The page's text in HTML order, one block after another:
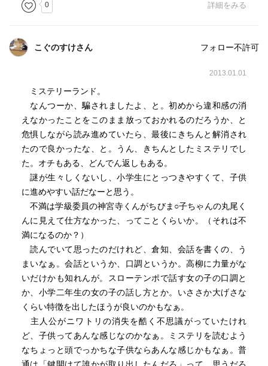
0 詳細をみる
こぐのすけさん フォロー不許可
2013.01.01
ミステリーランド。
なんつーか、騙されましたよ、と。初めから違和感の消
えなかったことをこのまま放っておかれるのだろうか、と
危惧しながら読み進めていたら、最後にきちんと解消され
たので良かったな、と。うん、きちんとしたミステリでし
た。オチもある、どんでん返しもある。
謎が生々しくないし、小学生にとっつきやすくて、子供
に進めやすい話だなーと思う。
不満は学級委員の神宮寺くんがちびま○子ちゃんの丸尾く
んに見えて仕方なかった、ってことくらいか。（それは不
満になるのか？）
読んでいて思ったのだけれど、倉知、会話を書くの、う
まいなぁ。会話というか、口調というか。高柳に力量がな
いだけかも知れんが。スローテンポで話す女の子の口調と
か、小学二年生の女の子の話し方とか。いささか大げさな
くらい特徴を出したほうが良いのかもなぁ。
主人公がニワトリの消失を酷く不思議がっていたけれ
ど、子供ってあんな感じなのかなぁ。ミステリを読むよう
なちょっと頭でっかちな子供ならあんな感じかもなぁ。普